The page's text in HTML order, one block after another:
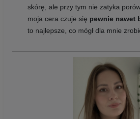
skórę, ale przy tym nie zatyka
moja cera czuje się pewnie nawet
to najlepsze, co mógł dla mnie